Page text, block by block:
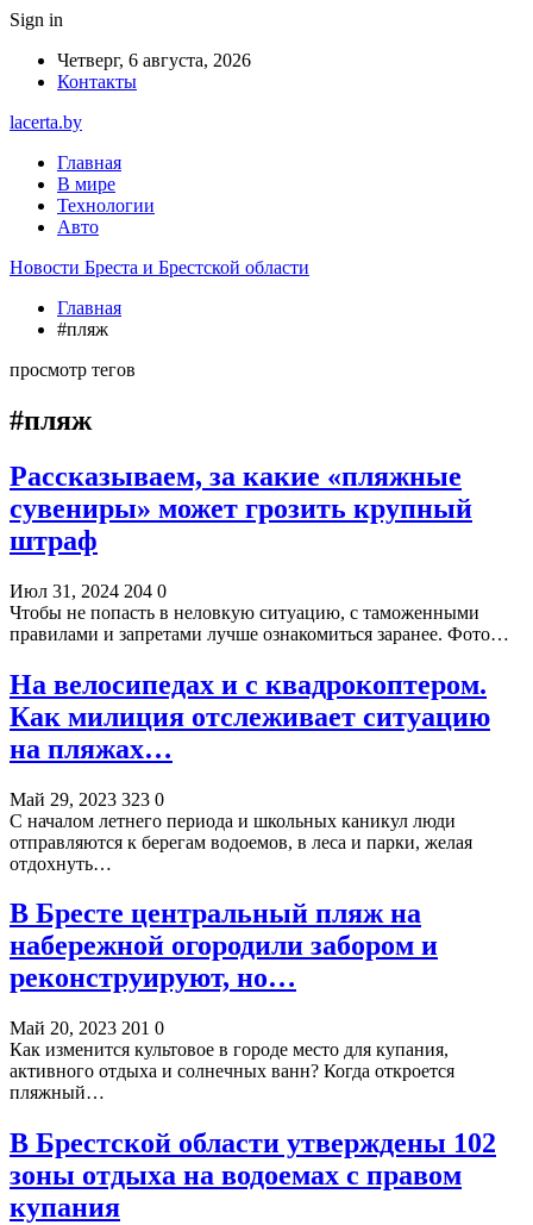
Sign in
Четверг, 6 августа, 2026
Контакты
lacerta.by
Главная
В мире
Технологии
Авто
Новости Бреста и Брестской области
Главная
#пляж
просмотр тегов
#пляж
Рассказываем, за какие «пляжные
сувениры» может грозить крупный
штраф
Июл 31, 2024 204 0
Чтобы не попасть в неловкую ситуацию, с таможенными
правилами и запретами лучше ознакомиться заранее. Фото…
На велосипедах и с квадрокоптером.
Как милиция отслеживает ситуацию
на пляжах…
Май 29, 2023 323 0
С началом летнего периода и школьных каникул люди
отправляются к берегам водоемов, в леса и парки, желая
отдохнуть…
В Бресте центральный пляж на
набережной огородили забором и
реконструируют, но…
Май 20, 2023 201 0
Как изменится культовое в городе место для купания,
активного отдыха и солнечных ванн? Когда откроется
пляжный…
В Брестской области утверждены 102
зоны отдыха на водоемах с правом
купания